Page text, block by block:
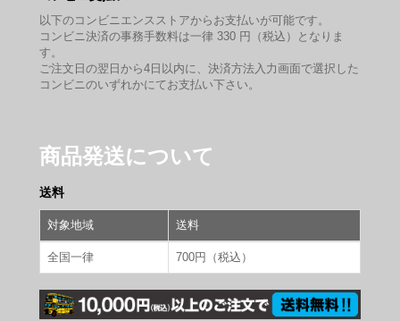
以下のコンビニエンスストアからお支払いが可能です。
コンビニ決済の事務手数料は一律 330 円（税込）となりま
す。
ご注文日の翌日から4日以内に、決済方法入力画面で選択した
コンビニのいずれかにてお支払い下さい。
商品発送について
送料
対象地域 送料
全国一律 700円（税込）